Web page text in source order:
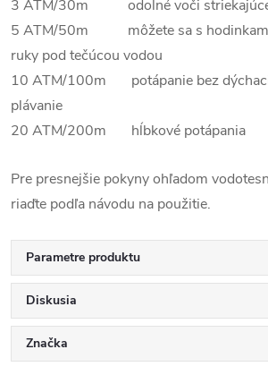
3 ATM/30m odolné voči striekajúcej
5 ATM/50m môžete sa s hodinkami
ruky pod tečúcou vodou
10 ATM/100m potápanie bez
plávanie
20 ATM/200m hĺbkové potápania
Pre presnejšie pokyny ohľadom
riaďte podľa návodu na použitie.
Parametre produktu
Diskusia
Značka